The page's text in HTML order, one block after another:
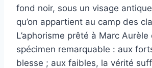
fond noir, sous un visage
qu’on appartient au camp des
L’aphorisme prêté à Marc Aurèle
spécimen remarquable : aux
blesse ; aux faibles, la vérité